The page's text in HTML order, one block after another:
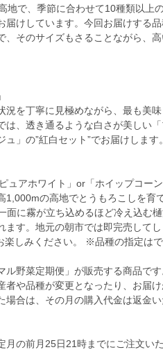
地で、季節に合わせて10種類以上
けしています。今回お届けする
そのサイズもさることながら、
況を丁寧に見極めながら、最も美
、透き通るような白さが美しい「
」の”紅白セット”でお届けします。
アホワイト」or「ホイップコーン
の高地でとうもろこしを育
に霧が立ち込めるほど冷え込む樋
ます。地元の朝市では即完売して
しみください。 ※品種の指定はで
野菜定期便」が販売する商品です
や品種が変更となったり、お届
合は、その月の購入代金は返金い
月の前月25日21時までにご注文い